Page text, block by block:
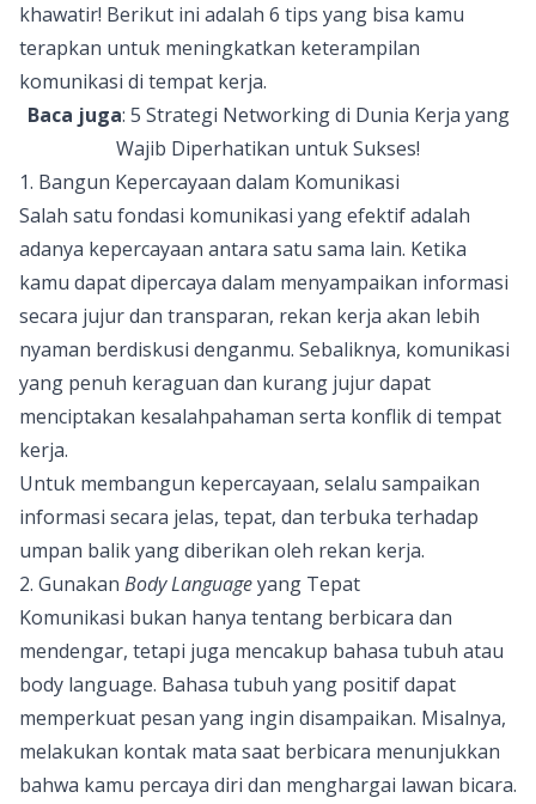
khawatir! Berikut ini adalah 6 tips yang bisa kamu
terapkan untuk meningkatkan keterampilan
komunikasi di tempat kerja.
Baca juga: 5 Strategi Networking di Dunia Kerja yang
Wajib Diperhatikan untuk Sukses!
1. Bangun Kepercayaan dalam Komunikasi
Salah satu fondasi komunikasi yang efektif adalah
adanya kepercayaan antara satu sama lain. Ketika
kamu dapat dipercaya dalam menyampaikan informasi
secara jujur dan transparan, rekan kerja akan lebih
nyaman berdiskusi denganmu. Sebaliknya, komunikasi
yang penuh keraguan dan kurang jujur dapat
menciptakan kesalahpahaman serta konflik di tempat
kerja.
Untuk membangun kepercayaan, selalu sampaikan
informasi secara jelas, tepat, dan terbuka terhadap
umpan balik yang diberikan oleh rekan kerja.
2. Gunakan Body Languageyang Tepat
Komunikasi bukan hanya tentang berbicara dan
mendengar, tetapi juga mencakup bahasa tubuh atau
body language. Bahasa tubuh yang positif dapat
memperkuat pesan yang ingin disampaikan. Misalnya,
melakukan kontak mata saat berbicara menunjukkan
bahwa kamu percaya diri dan menghargai lawan bicara.